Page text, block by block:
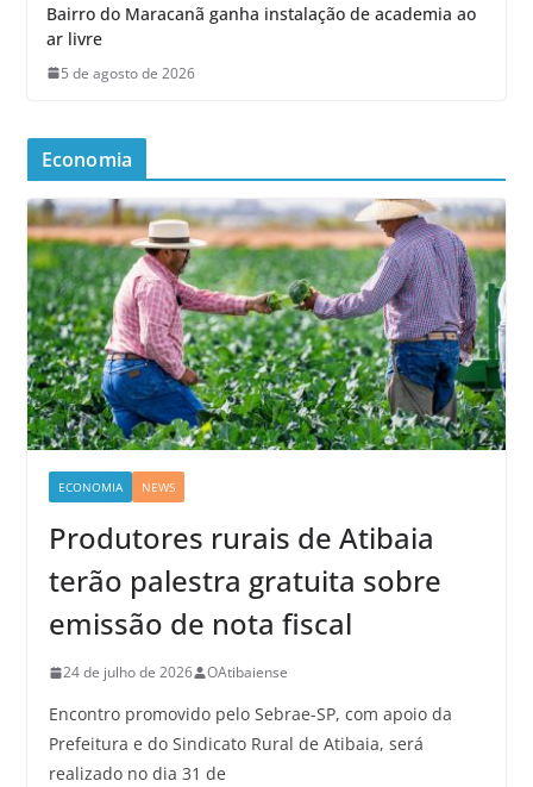
Bairro do Maracanã ganha instalação de academia ao
ar livre
5 de agosto de 2026
Economia
ECONOMIA NEWS
Produtores rurais de Atibaia
terão palestra gratuita sobre
emissão de nota fiscal
24 de julho de 2026 OAtibaiense
Encontro promovido pelo Sebrae-SP, com apoio da
Prefeitura e do Sindicato Rural de Atibaia, será
realizado no dia 31 de